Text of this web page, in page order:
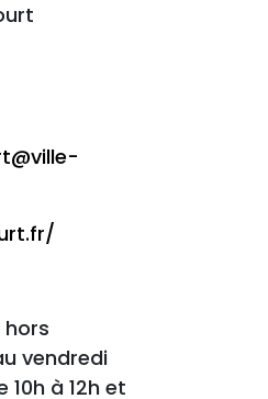
vendredi
10h à 12h et